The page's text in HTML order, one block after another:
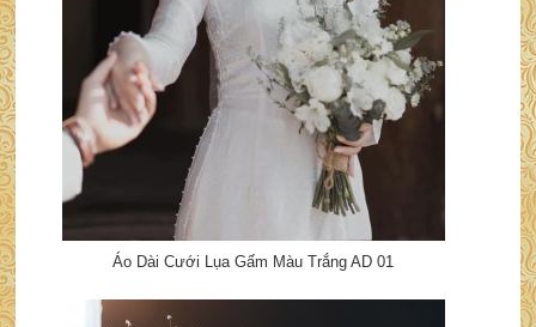
Áo Dài Cưới Lụa Gấm Màu Trắng AD 01